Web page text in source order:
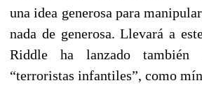
una idea generosa para
nada de generosa. Llevará a
Riddle ha lanzado
“terroristas infantiles”, como